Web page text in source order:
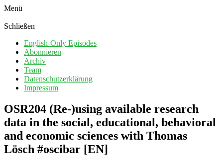
Menü
Schließen
English-Only Episodes
Abonnieren
Archiv
Team
Datenschutzerklärung
Impressum
OSR204 (Re-)using available research
data in the social, educational, behavioral
and economic sciences with Thomas
Lösch #oscibar [EN]